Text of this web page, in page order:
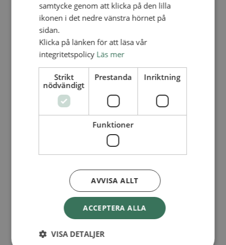
Lediga tjänster
FÖR FÖRSAMLINGAR
FÖRDJUPNING OCH UTVECKLING
Missionella initiativ
Smågrupper
Skapelse och miljö
Gudstjänst
Vänförsamling
Integrationsarbete
För barns bästa – överallt
Missionsinspiratörens verktygslåda
Redovisning och lönehantering
Kyrkoavgiften
LOGGA IN
Personalförsäkringar
SAMP – personalförbundet
samtycke genom att klicka på den lilla
ikonen i det nedre vänstra hörnet på
sidan.
Klicka på länken för att läsa vår
integritetspolicy Läs mer
Strikt
nödvändigt
Prestanda Inriktning
Funktioner
ACCEPTERA ALLA
AVVISA ALLT
VISA DETALJER